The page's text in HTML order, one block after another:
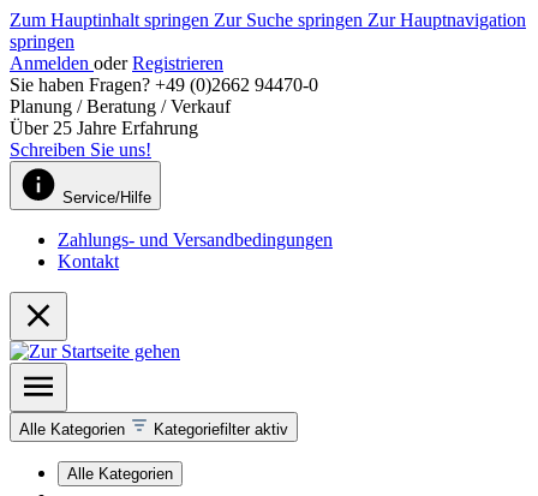
Zum Hauptinhalt springen Zur Suche springen Zur Hauptnavigation
springen
Anmelden oder Registrieren
Sie haben Fragen? +49 (0)2662 94470-0
Planung / Beratung / Verkauf
Über 25 Jahre Erfahrung
Schreiben Sie uns!
Service/Hilfe
Zahlungs- und Versandbedingungen
Kontakt
Alle Kategorien Kategoriefilter aktiv
Alle Kategorien